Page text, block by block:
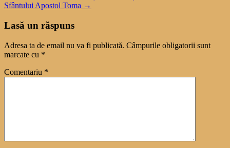
Sfântului Apostol Toma →
Lasă un răspuns
Adresa ta de email nu va fi publicată. Câmpurile obligatorii sunt
marcate cu *
Comentariu *